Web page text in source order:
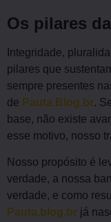
Os pilares
Integridade,
pilares que
sempre presentes
de Pauta.Blog.br.
base, não existe
esse motivo, nosso
Nosso propósito é
verdade, a nossa
verdade, e como
Pauta.blog.br já